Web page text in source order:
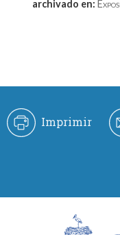
archivado en:
Imprimir